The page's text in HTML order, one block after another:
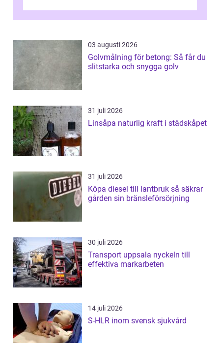
03 augusti 2026
Golvmålning för betong: Så får du
slitstarka och snygga golv
31 juli 2026
Linsåpa naturlig kraft i städskåpet
31 juli 2026
Köpa diesel till lantbruk så säkrar
gården sin bränsleförsörjning
30 juli 2026
Transport uppsala nyckeln till
effektiva markarbeten
14 juli 2026
S-HLR inom svensk sjukvård